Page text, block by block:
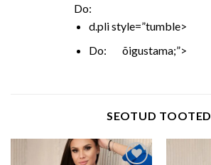
Do:
d.pli style=”tumble>
Do: õigustama;”>
SEOTUD TOOTED